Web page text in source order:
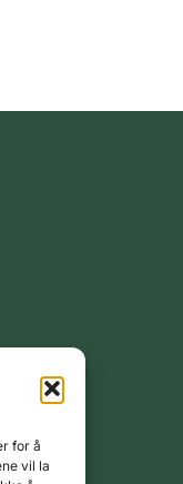
for å
vil la